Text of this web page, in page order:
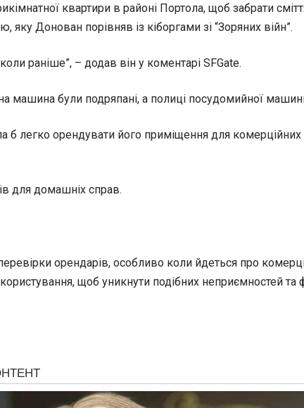
квартири в районі Портола, щоб забрати
Донован порівняв із кіборгами зі “Зоряних війн”.
раніше”, – додав він у коментарі SFGate.
були подряпані, а полиці посудомийної
легко орендувати його приміщення для
для домашніх справ.
орендарів, особливо коли йдеться про
щоб уникнути подібних неприємностей та